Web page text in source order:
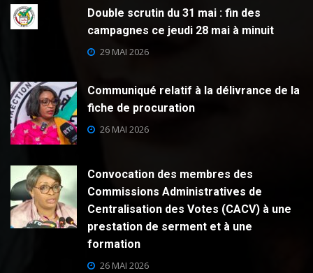
Double scrutin du 31 mai : fin des
campagnes ce jeudi 28 mai à minuit
29 MAI 2026
Communiqué relatif à la délivrance de la
fiche de procuration
26 MAI 2026
Convocation des membres des
Commissions Administratives de
Centralisation des Votes (CACV) à une
prestation de serment et à une
formation
26 MAI 2026